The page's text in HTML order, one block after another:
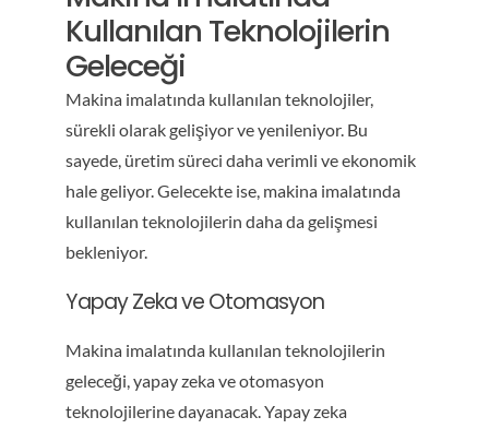
Kullanılan Teknolojilerin
Geleceği
Makina imalatında kullanılan teknolojiler,
sürekli olarak gelişiyor ve yenileniyor. Bu
sayede, üretim süreci daha verimli ve ekonomik
hale geliyor. Gelecekte ise, makina imalatında
kullanılan teknolojilerin daha da gelişmesi
bekleniyor.
Yapay Zeka ve Otomasyon
Makina imalatında kullanılan teknolojilerin
geleceği, yapay zeka ve otomasyon
teknolojilerine dayanacak. Yapay zeka